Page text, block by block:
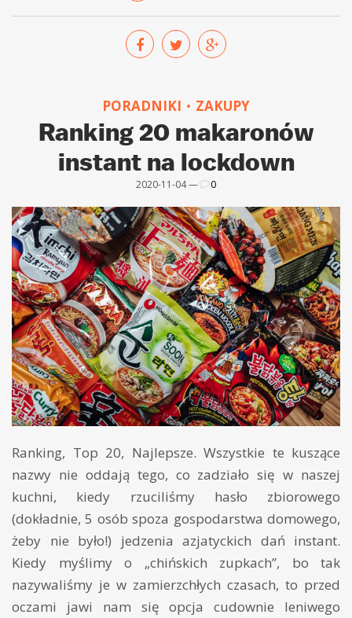
PORADNIKI ZAKUPY
Ranking 20 makaronów
instant na lockdown
2020-11-04 — 0
Ranking, Top 20, Najlepsze. Wszystkie te kuszące
nazwy nie oddają tego, co zadziało się w naszej
kuchni, kiedy rzuciliśmy hasło zbiorowego
(dokładnie, 5 osób spoza gospodarstwa domowego,
żeby nie było!) jedzenia azjatyckich dań instant.
Kiedy myślimy o „chińskich zupkach”, bo tak
nazywaliśmy je w zamierzchłych czasach, to przed
oczami jawi nam się opcja cudownie leniwego